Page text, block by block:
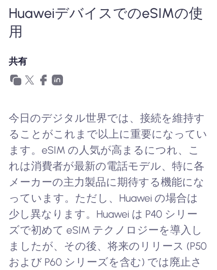
HuaweiデバイスでのeSIMの使
用
共有
今日のデジタル世界では、接続を維持す
ることがこれまで以上に重要になってい
ます。eSIM の人気が高まるにつれ、こ
れは消費者が最新の電話モデル、特に各
メーカーの主力製品に期待する機能にな
っています。ただし、Huawei の場合は
少し異なります。Huawei は P40 シリー
ズで初めて eSIM テクノロジーを導入し
ましたが、その後、将来のリリース (P50
および P60 シリーズを含む) では廃止さ